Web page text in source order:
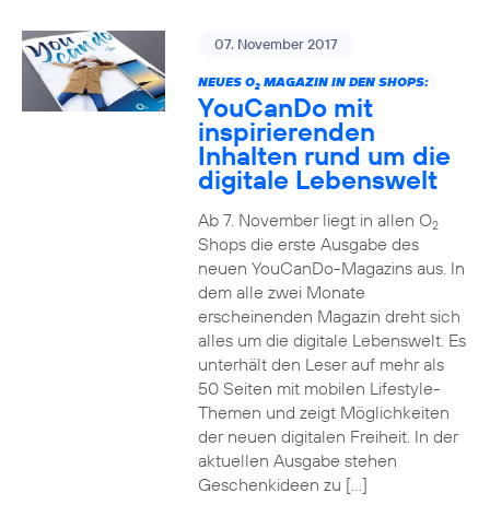
07. November 2017
NEUES O2MAGAZIN IN DEN SHOPS:
YouCanDo mit
inspirierenden
Inhalten rund um die
digitale Lebenswelt
Ab 7. November liegt in allen O2
Shops die erste Ausgabe des
neuen YouCanDo-Magazins aus. In
dem alle zwei Monate
erscheinenden Magazin dreht sich
alles um die digitale Lebenswelt. Es
unterhält den Leser auf mehr als
50 Seiten mit mobilen Lifestyle-
Themen und zeigt Möglichkeiten
der neuen digitalen Freiheit. In der
aktuellen Ausgabe stehen
Geschenkideen zu […]